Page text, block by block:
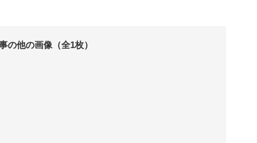
の他の画像（全1枚）